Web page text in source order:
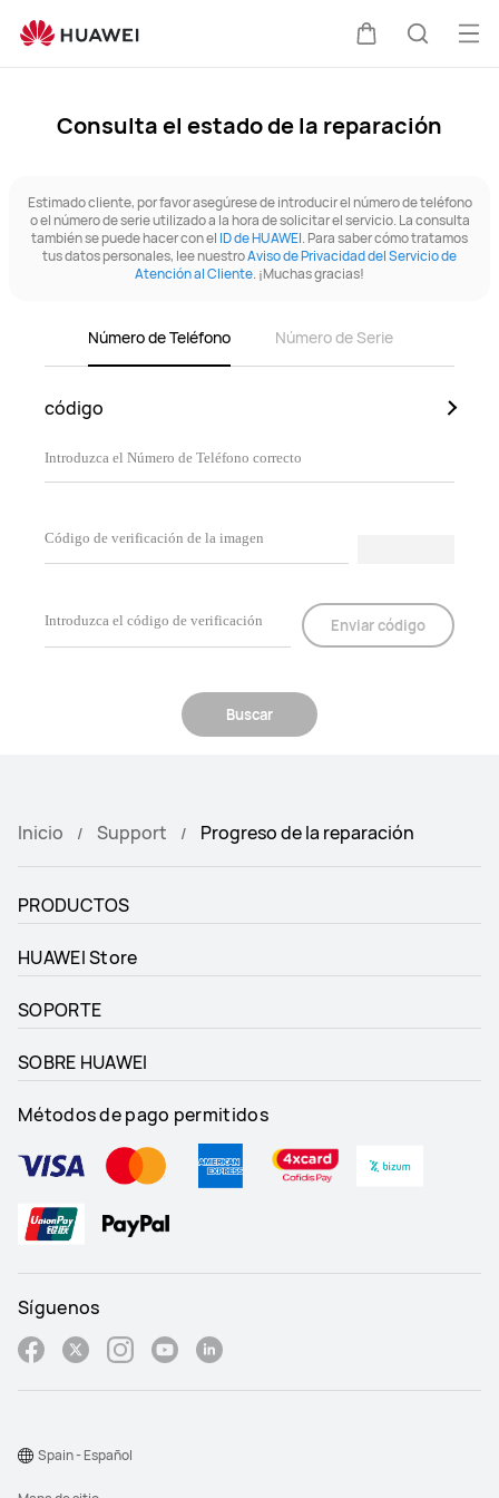
técnico
Consulta el estado de la reparación
Estimado cliente, por favor asegúrese de introducir el número de teléfono
o el número de serie utilizado a la hora de solicitar el servicio. La consulta
también se puede hacer con el ID de HUAWEI. Para saber cómo tratamos
tus datos personales, lee nuestroAviso de Privacidad del Servicio de
Atención al Cliente. ¡Muchas gracias!
Número de Teléfono Número de Serie
código
Enviar código
Buscar
Inicio Support Progreso de la reparación
PRODUCTOS
HUAWEI Store
SOPORTE
SOBRE HUAWEI
Métodos de pago permitidos
Síguenos
Spain - Español